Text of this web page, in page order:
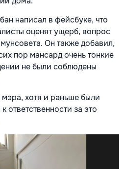
написал в фейсбуке, что
оценят ущерб, вопрос
Он также добавил,
пор мансард очень тонкие
не были соблюдены
хотя и раньше были
ответственности за это